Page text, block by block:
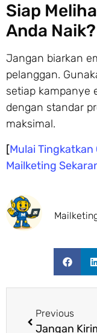
Siap
Anda Naik?
Jangan biarkan
pelanggan.
setiap kampanye
dengan standar
maksimal.
[Mulai Tingkatkan
Mailketing
Previous